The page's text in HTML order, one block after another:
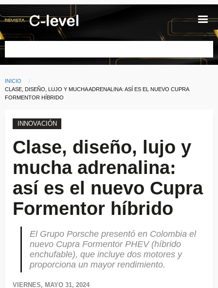
Pasar al contenido principal
Buscar
Ruta de navegación
INICIO
CURRENT:
CLASE, DISEÑO, LUJO Y MUCHA ADRENALINA: ASÍ ES EL NUEVO CUPRA
FORMENTOR HÍBRIDO
INNOVACIÓN
Clase, diseño, lujo y
mucha adrenalina:
así es el nuevo Cupra
Formentor híbrido
El Grupo Porsche presentó en Colombia el
nuevo Cupra Formentor PHEV (híbrido
enchufable), que incluye dos motores y
proporciona un mayor rendimiento.
VIERNES, MAYO 31, 2024